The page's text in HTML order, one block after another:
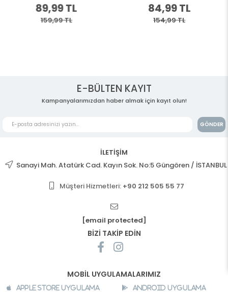
84,99 TL 84,99 TL
E-BÜLTEN KAYIT
Kampanyalarımızdan haber almak için kayıt olun!
GÖNDER
İLETİŞİM
Sanayi Mah. Atatürk Cad. Kayın Sok. No:5 Güngören / İSTANBUL
Müşteri Hizmetleri: +90 212 505 55 77
[email protected]
BİZİ TAKİP EDİN
MOBİL UYGULAMALARIMIZ
Apple Store Uygulama Android Uygulama